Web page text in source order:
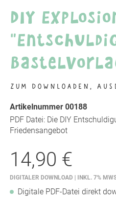
DIY
Zum Downloaden,
Artikelnummer 00188
PDF Datei: Die DIY
Friedensangebot
14,90 €
DIGITALER DOWNLOAD | INKL. 7%
Digitale PDF-Datei direkt